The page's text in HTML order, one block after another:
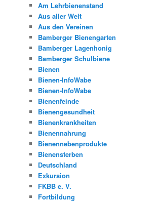
Am Lehrbienenstand
Aus aller Welt
Aus den Vereinen
Bamberger Bienengarten
Bamberger Lagenhonig
Bamberger Schulbiene
Bienen
Bienen-InfoWabe
Bienen-InfoWabe
Bienenfeinde
Bienengesundheit
Bienenkrankheiten
Bienennahrung
Bienennebenprodukte
Bienensterben
Deutschland
Exkursion
FKBB e. V.
Fortbildung